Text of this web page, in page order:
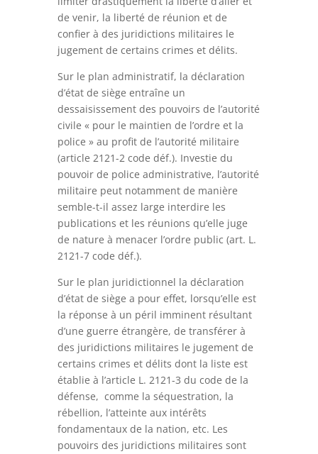
de venir, la liberté de réunion et de
confier à des juridictions militaires le
jugement de certains crimes et délits.
Sur le plan administratif, la déclaration
d’état de siège entraîne un
dessaisissement des pouvoirs de l’autorité
civile « pour le maintien de l’ordre et la
police » au profit de l’autorité militaire
(article 2121-2 code déf.). Investie du
pouvoir de police administrative, l’autorité
militaire peut notamment de manière
semble-t-il assez large interdire les
publications et les réunions qu’elle juge
de nature à menacer l’ordre public (art. L.
2121-7 code déf.).
Sur le plan juridictionnel la déclaration
d’état de siège a pour effet, lorsqu’elle est
la réponse à un péril imminent résultant
d’une guerre étrangère, de transférer à
des juridictions militaires le jugement de
certains crimes et délits dont la liste est
établie à l’article L. 2121-3 du code de la
défense, comme la séquestration, la
rébellion, l’atteinte aux intérêts
fondamentaux de la nation, etc. Les
pouvoirs des juridictions militaires sont